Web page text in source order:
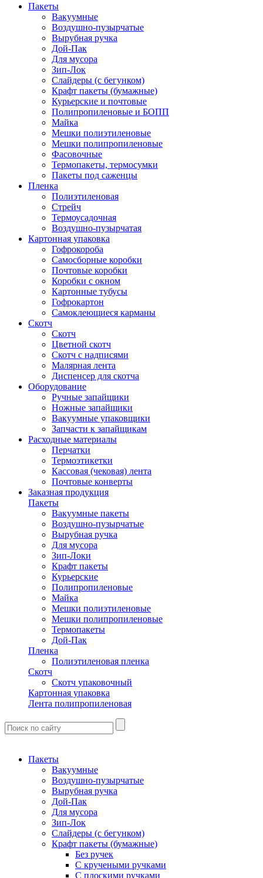
Пакеты
Вакуумные
Воздушно-пузырчатые
Вырубная ручка
Дой-Пак
Для мусора
Зип-Лок
Слайдеры (с бегунком)
Крафт пакеты (бумажные)
Курьерские и почтовые
Полипропиленовые и БОПП
Майка
Мешки полиэтиленовые
Мешки полипропиленовые
Фасовочные
Термопакеты, термосумки
Пакеты под саженцы
Пленка
Полиэтиленовая
Стрейч
Термоусадочная
Воздушно-пузырчатая
Картонная упаковка
Гофрокороба
Самосборные коробки
Почтовые коробки
Коробки с окном
Картонные тубусы
Гофрокартон
Самоклеющиеся карманы
Скотч
Скотч
Цветной скотч
Скотч с надписями
Малярная лента
Диспенсер для скотча
Оборудование
Ручные запайщики
Ножные запайщики
Вакуумные упаковщики
Запчасти к запайщикам
Расходные материалы
Перчатки
Термоэтикетки
Кассовая (чековая) лента
Почтовые конверты
Заказная продукция
Пакеты
Вакуумные пакеты
Воздушно-пузырчатые
Вырубная ручка
Для мусора
Зип-Локи
Крафт пакеты
Курьерские
Полипропиленовые
Майка
Мешки полиэтиленовые
Мешки полипропиленовые
Термопакеты
Дой-Пак
Пленка
Полиэтиленовая пленка
Скотч
Скотч упаковочный
Картонная упаковка
Лента полипропиленовая
Пакеты
Вакуумные
Воздушно-пузырчатые
Вырубная ручка
Дой-Пак
Для мусора
Зип-Лок
Слайдеры (с бегунком)
Крафт пакеты (бумажные)
Без ручек
С кручеными ручками
С плоскими ручками